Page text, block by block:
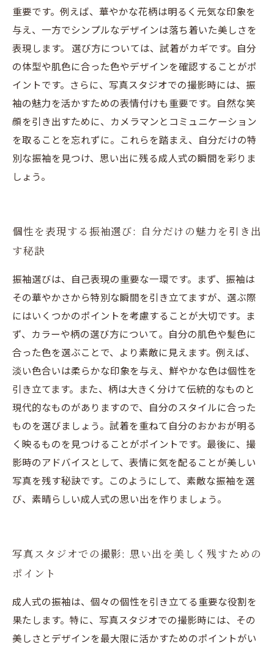
重要です。例えば、華やかな花柄は明るく元気な印象を
与え、一方でシンプルなデザインは落ち着いた美しさを
表現します。 選び方については、試着がカギです。自分
の体型や肌色に合った色やデザインを確認することがポ
イントです。さらに、写真スタジオでの撮影時には、振
袖の魅力を活かすための表情付けも重要です。自然な笑
顔を引き出すために、カメラマンとコミュニケーション
を取ることを忘れずに。これらを踏まえ、自分だけの特
別な振袖を見つけ、思い出に残る成人式の瞬間を彩りま
しょう。
個性を表現する振袖選び: 自分だけの魅力を引き出
す秘訣
振袖選びは、自己表現の重要な一環です。まず、振袖は
その華やかさから特別な瞬間を引き立てますが、選ぶ際
にはいくつかのポイントを考慮することが大切です。ま
ず、カラーや柄の選び方について。自分の肌色や髪色に
合った色を選ぶことで、より素敵に見えます。例えば、
淡い色合いは柔らかな印象を与え、鮮やかな色は個性を
引き立てます。また、柄は大きく分けて伝統的なものと
現代的なものがありますので、自分のスタイルに合った
ものを選びましょう。試着を重ねて自分のおかおが明る
く映るものを見つけることがポイントです。最後に、撮
影時のアドバイスとして、表情に気を配ることが美しい
写真を残す秘訣です。このようにして、素敵な振袖を選
び、素晴らしい成人式の思い出を作りましょう。
写真スタジオでの撮影: 思い出を美しく残すための
ポイント
成人式の振袖は、個々の個性を引き立てる重要な役割を
果たします。特に、写真スタジオでの撮影時には、その
美しさとデザインを最大限に活かすためのポイントがい